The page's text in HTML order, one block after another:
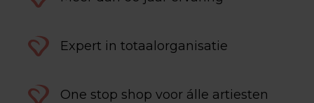
Expert in totaalorganisatie
One stop shop voor álle artiesten